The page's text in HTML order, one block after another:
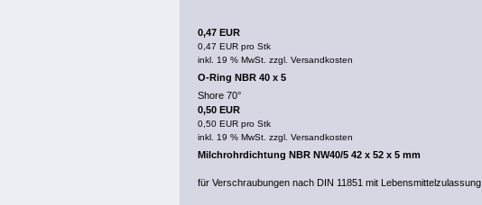
0,47 EUR
0,47 EUR pro Stk
inkl. 19 % MwSt. zzgl. Versandkosten
O-Ring NBR 40 x 5
Shore 70°
0,50 EUR
0,50 EUR pro Stk
inkl. 19 % MwSt. zzgl. Versandkosten
Milchrohrdichtung NBR NW40/5 42 x 52 x 5 mm
für Verschraubungen nach DIN 11851 mit Lebensmittelzulassung